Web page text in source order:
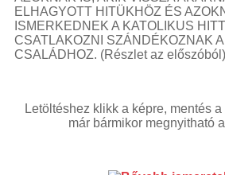
ELHAGYOTT HITÜKHÖZ ÉS
ISMERKEDNEK A KATOLIKUS
CSATLAKOZNI SZÁNDÉKOZNAK A
CSALÁDHOZ. (Részlet az előszóból)
Letöltéshez klikk a képre, mentés
már bármikor megnyitható